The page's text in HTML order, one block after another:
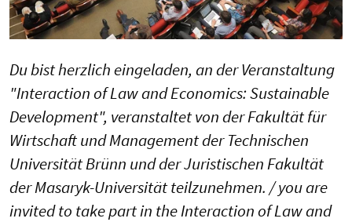
Du bist herzlich eingeladen, an der Veranstaltung
"Interaction of Law and Economics: Sustainable
Development", veranstaltet von der Fakultät für
Wirtschaft und Management der Technischen
Universität Brünn und der Juristischen Fakultät
der Masaryk-Universität teilzunehmen. / you are
invited to take part in the Interaction of Law and